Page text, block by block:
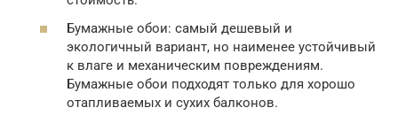
Бумажные обои: самый дешевый и
экологичный вариант, но наименее устойчивый
к влаге и механическим повреждениям.
Бумажные обои подходят только для хорошо
отапливаемых и сухих балконов.